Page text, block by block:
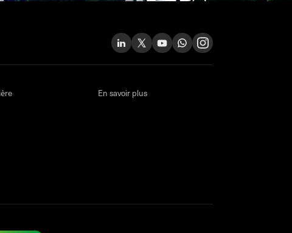
En savoir plus